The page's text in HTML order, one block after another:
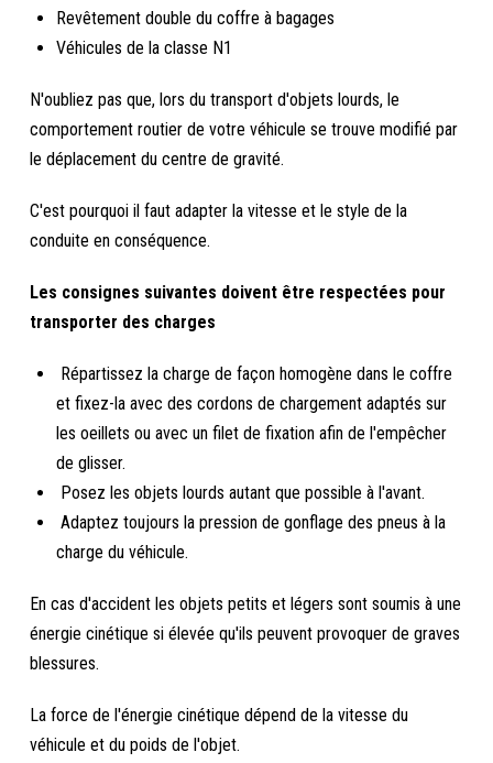
Revêtement double du coffre à bagages
Véhicules de la classe N1
N'oubliez pas que, lors du transport d'objets lourds, le
comportement routier de votre véhicule se trouve modifié par
le déplacement du centre de gravité.
C'est pourquoi il faut adapter la vitesse et le style de la
conduite en conséquence.
Les consignes suivantes doivent être respectées pour
transporter des charges
Répartissez la charge de façon homogène dans le coffre
et fixez-la avec des cordons de chargement adaptés sur
les oeillets ou avec un filet de fixation afin de l'empêcher
de glisser.
Posez les objets lourds autant que possible à l'avant.
Adaptez toujours la pression de gonflage des pneus à la
charge du véhicule.
En cas d'accident les objets petits et légers sont soumis à une
énergie cinétique si élevée qu'ils peuvent provoquer de graves
blessures.
La force de l'énergie cinétique dépend de la vitesse du
véhicule et du poids de l'objet.